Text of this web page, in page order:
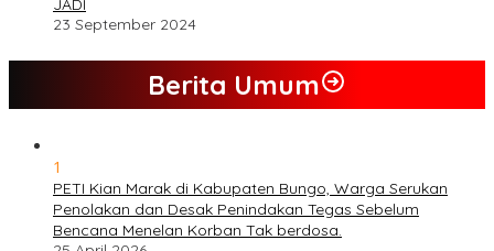
JADI
23 September 2024
Berita Umum
1
PETI Kian Marak di Kabupaten Bungo, Warga Serukan
Penolakan dan Desak Penindakan Tegas Sebelum
Bencana Menelan Korban Tak berdosa.